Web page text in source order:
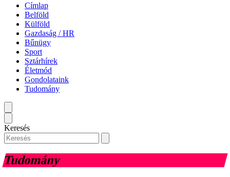
Címlap
Belföld
Külföld
Gazdaság / HR
Bűnügy
Sport
Sztárhírek
Életmód
Gondolataink
Tudomány
Keresés
Tudomány